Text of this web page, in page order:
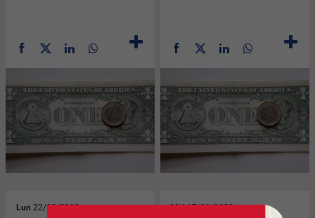
Lun 22/08/2022 Mié17/08/2022